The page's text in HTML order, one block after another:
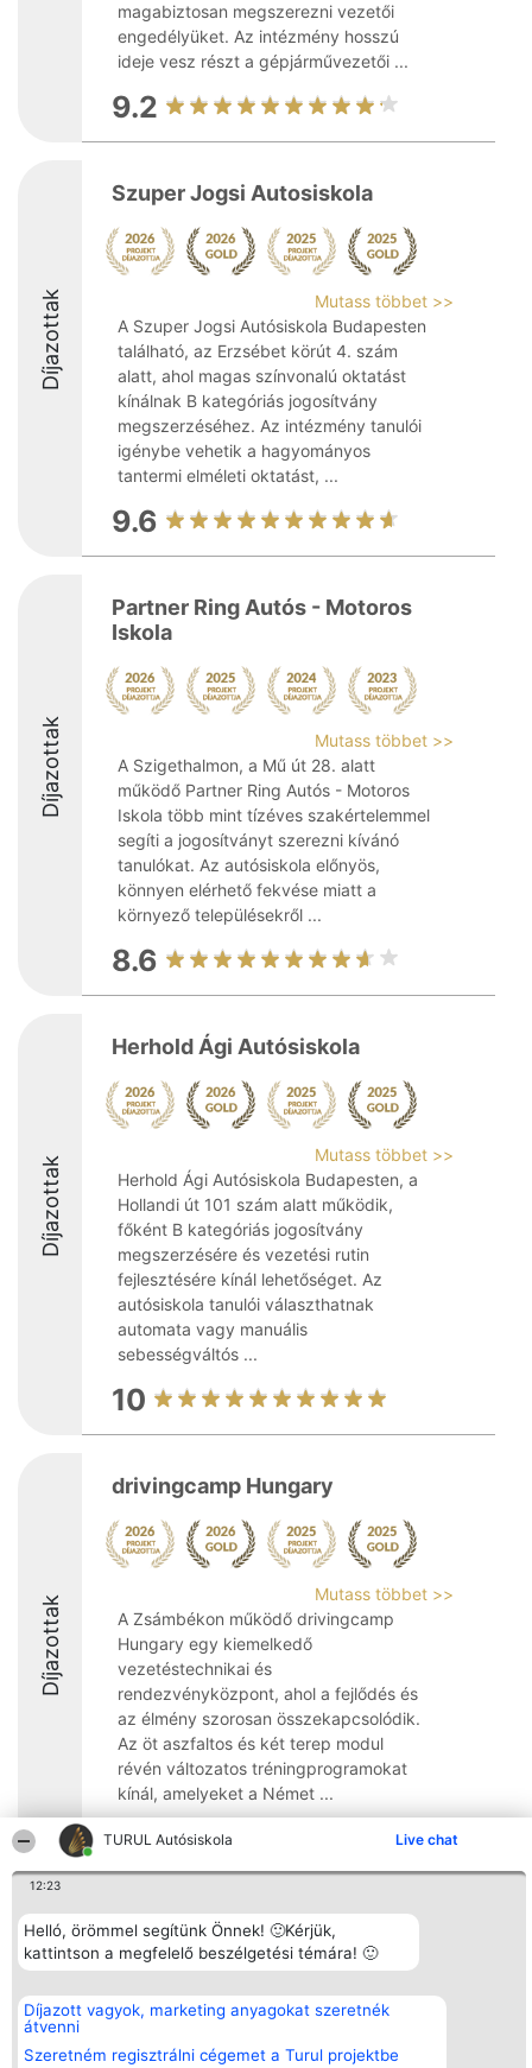
TURUL Autósiskola Live chat
12:23
Helló, örömmel segítünk Önnek! 🙂Kérjük,
kattintson a megfelelő beszélgetési témára! 🙂
Díjazott vagyok, marketing anyagokat szeretnék
átvenni
Szeretném regisztrálni cégemet a Turul projektbe
magabiztosan megszerezni vezetői
engedélyüket. Az intézmény hosszú
ideje vesz részt a gépjárművezetői ...
9.2
Díjazottak
Szuper Jogsi Autosiskola
Mutass többet >>
A Szuper Jogsi Autósiskola Budapesten
található, az Erzsébet körút 4. szám
alatt, ahol magas színvonalú oktatást
kínálnak B kategóriás jogosítvány
megszerzéséhez. Az intézmény tanulói
igénybe vehetik a hagyományos
tantermi elméleti oktatást, ...
9.6
Díjazottak
Partner Ring Autós - Motoros
Iskola
Mutass többet >>
A Szigethalmon, a Mű út 28. alatt
működő Partner Ring Autós - Motoros
Iskola több mint tízéves szakértelemmel
segíti a jogosítványt szerezni kívánó
tanulókat. Az autósiskola előnyös,
könnyen elérhető fekvése miatt a
környező településekről ...
8.6
Díjazottak
Herhold Ági Autósiskola
Mutass többet >>
Herhold Ági Autósiskola Budapesten, a
Hollandi út 101 szám alatt működik,
főként B kategóriás jogosítvány
megszerzésére és vezetési rutin
fejlesztésére kínál lehetőséget. Az
autósiskola tanulói választhatnak
automata vagy manuális
sebességváltós ...
10
Díjazottak
drivingcamp Hungary
Mutass többet >>
A Zsámbékon működő drivingcamp
Hungary egy kiemelkedő
vezetéstechnikai és
rendezvényközpont, ahol a fejlődés és
az élmény szorosan összekapcsolódik.
Az öt aszfaltos és két terep modul
révén változatos tréningprogramokat
kínál, amelyeket a Német ...
9.6
Rangsorszervező
SC Beautiful Company S.R.L.
Bulevardul Aleea Timișul De
Sus Nr. 2, Bl. A30, Sc. A, Et.
Bukarest 53-238
Adószám 36737675
tel: +363 033 425 71
Népszavazás
Nyertesek
Az összes
díjazottak
Szabályok
Prywatności
Elérhetőség